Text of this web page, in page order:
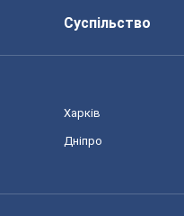
Суспільство
Харків
Дніпро